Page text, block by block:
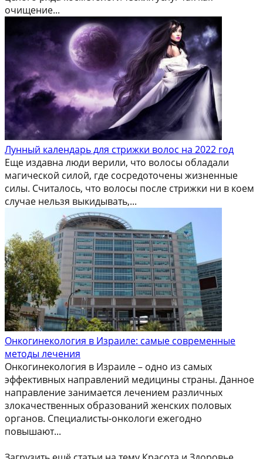
очищение...
Лунный календарь для стрижки волос на 2022 год
Еще издавна люди верили, что волосы обладали
магической силой, где сосредоточены жизненные
силы. Считалось, что волосы после стрижки ни в коем
случае нельзя выкидывать,...
Онкогинекология в Израиле: самые современные
методы лечения
Онкогинекология в Израиле – одно из самых
эффективных направлений медицины страны. Данное
направление занимается лечением различных
злокачественных образований женских половых
органов. Специалисты-онкологи ежегодно
повышают...